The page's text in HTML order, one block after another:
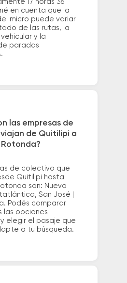
17 horas 36
en cuenta que la
micro puede variar
de las rutas, la
y la
paradas
las empresas de
de Quitilipi a
de colectivo que
Quitilipi hasta
son: Nuevo
San José |
Podés comparar
las opciones
elegir el pasaje que
a tu búsqueda.